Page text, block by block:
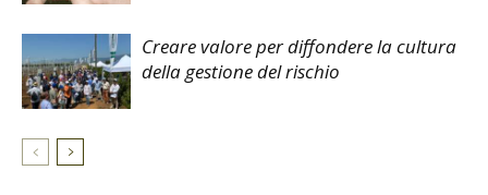
Creare valore per diffondere la cultura
della gestione del rischio